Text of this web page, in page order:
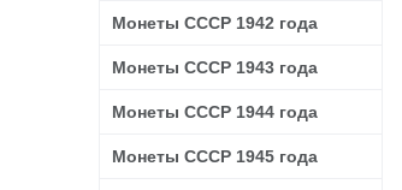
Монеты СССР 1942 года
Монеты СССР 1943 года
Монеты СССР 1944 года
Монеты СССР 1945 года